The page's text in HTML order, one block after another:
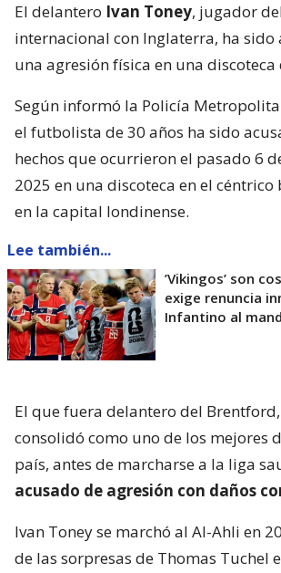
El delantero Ivan Toney, jugador
internacional con Inglaterra, ha sido
una agresión física en una discoteca
Según informó la Policía
el futbolista de 30 años ha sido
hechos que ocurrieron el pasado 6
2025 en una discoteca en el céntrico
en la capital londinense.
Lee también...
’Vikingos’ son
exige renuncia
Infantino al
El que fuera delantero del
consolidó como uno de los mejores
país, antes de marcharse a la liga
acusado de agresión con daños
Ivan Toney se marchó al Al-Ahli en
de las sorpresas de Thomas Tuchel